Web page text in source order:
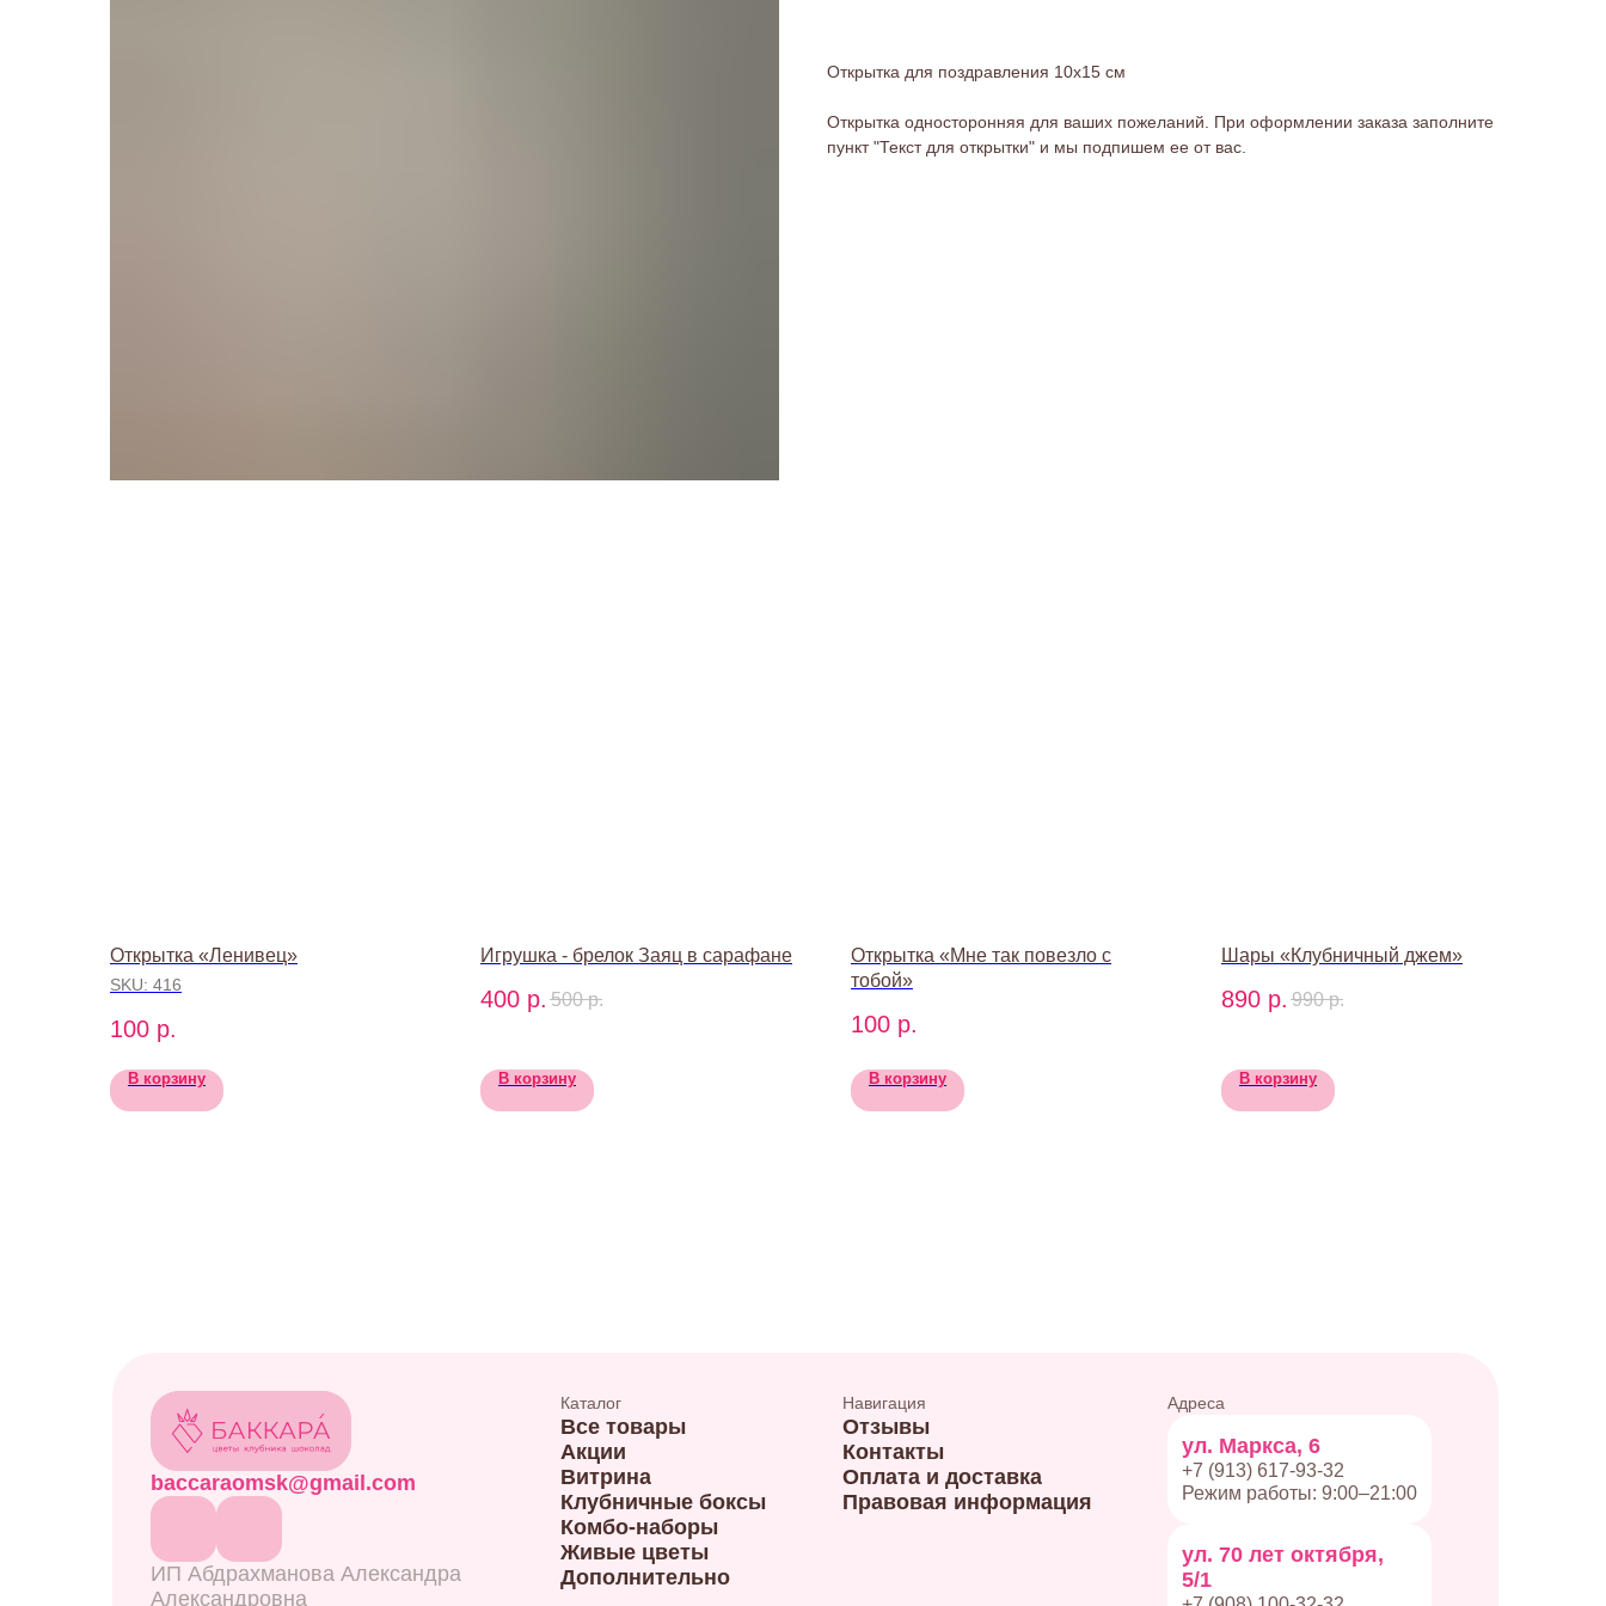
Открытка для поздравления 10х15 см
Открытка односторонняя для ваших пожеланий. При оформлении заказа заполните
пункт "Текст для открытки" и мы подпишем ее от вас.
Открытка «Ленивец»
SKU: 416
100 р.
В корзину
Игрушка - брелок Заяц в сарафане
400 р. 500 р.
В корзину
Открытка «Мне так повезло с
тобой»
100 р.
В корзину
Шары «Клубничный джем»
890 р. 990 р.
В корзину
baccaraomsk@gmail.com
ИП Абдрахманова Александра
Александровна
Каталог
Все товары
Акции
Витрина
Клубничные боксы
Комбо-наборы
Живые цветы
Дополнительно
Навигация
Отзывы
Контакты
Оплата и доставка
Правовая информация
Адреса
ул. Маркса, 6
+7 (913) 617-93-32
Режим работы: 9:00–21:00
ул. 70 лет октября,
5/1